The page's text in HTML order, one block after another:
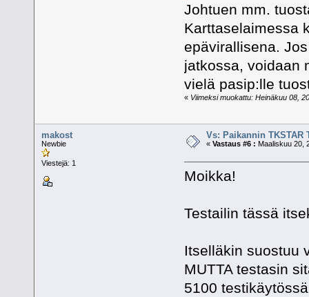
Johtuen mm.
Karttaselaimessa
epävirallisena.
jatkossa, voidaan
vielä pasip:lle
« Viimeksi muokattu: Heinäkuu 08,
makost
Newbie
Viestejä: 1
Vs: Paikannin TKSTAR
«Vastaus #6 : Maaliskuu 20,
Moikka!
Testailin tässä
Itselläkin suostuu
MUTTA testasin
5100